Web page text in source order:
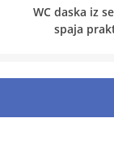
WC daska iz
spaja